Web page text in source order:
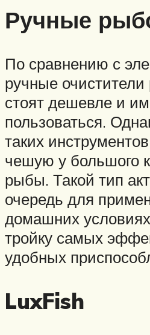
Ручные
По сравнению с
ручные
стоят дешевле и
пользоваться.
таких
чешую у большого
рыбы. Такой тип
очередь для
домашних
тройку самых
удобных
LuxFish